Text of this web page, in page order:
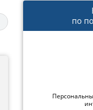
по